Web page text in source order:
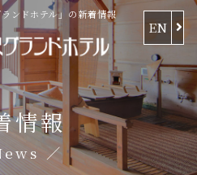
ンドホテル」の新着情報
EN
情報